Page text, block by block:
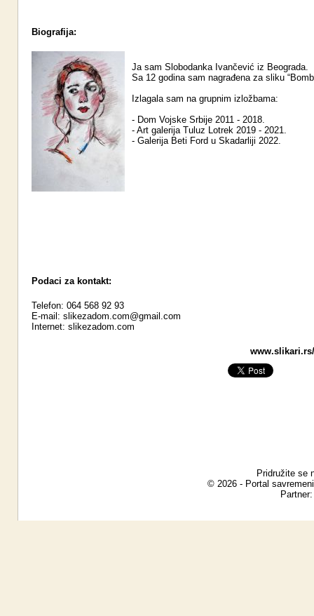
Biografija:
Ja sam Slobodanka Ivančević iz Beograda.
Sa 12 godina sam nagrađena za sliku
Izlagala sam na grupnim izložbama:
- Dom Vojske Srbije 2011 - 2018.
- Art galerija Tuluz Lotrek 2019 - 2021.
- Galerija Beti Ford u Skadarliji 2022.
Podaci za kontakt:
Telefon: 064 568 92 93
E-mail: slikezadom.com@gmail.com
Internet: slikezadom.com
Pridružite se
© 2026 - Portal